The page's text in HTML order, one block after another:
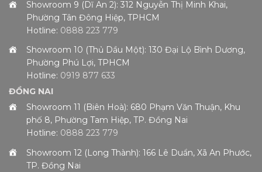
Showroom 9 (Dĩ An 2): 312 Nguyễn Thị Minh Khai,
Phường Tân Đông Hiệp, TPHCM
Hotline: 0888 223 779
Showroom 10 (Thủ Dầu Một): 130 Đại Lộ Bình Dương,
Phường Phú Lợi, TPHCM
Hotline: 0919 877 633
ĐỒNG NAI
Showroom 11 (Biên Hoà): 680 Phạm Văn Thuận, Khu
phố 8, Phường Tam Hiệp, TP. Đồng Nai
Hotline: 0888 223 779
Showroom 12 (Long Thành): 166 Lê Duẩn, Xã An Phước,
TP. Đồng Nai